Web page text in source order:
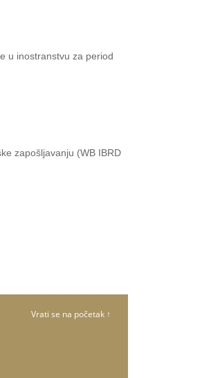
u inostranstvu za period
zapošljavanju (WB IBRD
Vrati se na početak ↑